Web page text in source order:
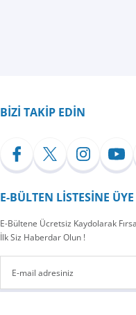
BİZİ TAKİP EDİN
E-BÜLTEN LİSTESİNE
E-Bültene Ücretsiz Kaydolarak
İlk Siz Haberdar Olun !